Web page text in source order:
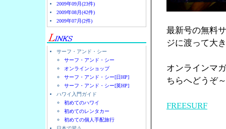
2009年09月(23件)
2009年08月(42件)
2009年07月(2件)
サーフ・アンド・シー
サーフ・アンド・シー
オンラインショップ
サーフ・アンド・シー[日HP]
サーフ・アンド・シー[英HP]
ハワイ入門ガイド
初めてのハワイ
初めてのレンタカー
初めての個人手配旅行
最新号の無料
ジに渡って大
オンラインマ
ちらへどうぞ～
FREESURF